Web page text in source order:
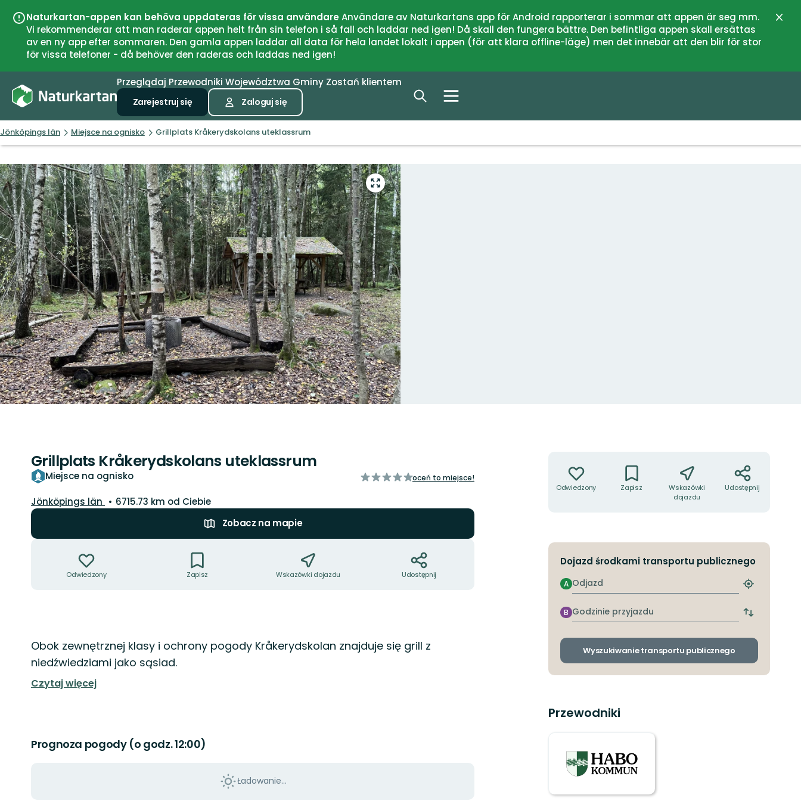
Naturkartan-appen kan behöva uppdateras för vissa användareAnvändare av Naturkartans app för Android rapporterar i sommar att appen är seg mm.
Vi rekommenderar att man raderar appen helt från sin telefon i så fall och laddar ned igen! Då skall den fungera bättre. Den befintliga appen skall ersättas
av en ny app efter sommaren. Den gamla appen laddar all data för hela landet lokalt i appen (för att klara offline-läge) men det innebär att den blir för stor
för vissa telefoner - då behöver den raderas och laddas ned igen!
Przeglądaj Przewodniki Województwa Gminy Zostań klientem
Zarejestruj się Zaloguj się
Jönköpings län Miejsce na ognisko Grillplats Kråkerydskolans uteklassrum
Przejdź
do
trybu
pełnoekranowego
Grillplats Kråkerydskolans uteklassrum
Miejsce na ognisko
z
oceń to miejsce!
Województwo:
Jönköpings län
6715.73 km od Ciebie
Zobacz na mapie
Odwiedzony Zapisz Wskazówki dojazdu Udostępnij
Opis
Obok zewnętrznej klasy i ochrony pogody Kråkerydskolan znajduje się grill z
niedźwiedziami jako sąsiad.
Czytaj więcej
Prognoza pogody (o godz. 12:00)
Ładowanie...
Odwiedzony Zapisz
Wskazówki
dojazdu
Udostępnij
Dojazd środkami transportu publicznego
Odjazd
A
Znajdź
przystanek
Godzinie
przyjazdu
B
Zmiana
odjazdu
przyjazdu
Wyszukiwanie transportu publicznego
Przewodniki